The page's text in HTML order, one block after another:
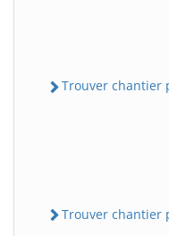
Trouver chantier
Trouver chantier